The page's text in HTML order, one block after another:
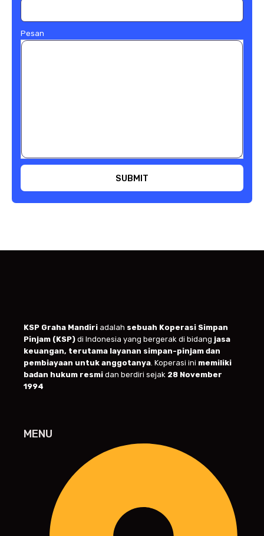
Pesan
SUBMIT
KSP Graha Mandiri adalah sebuah Koperasi Simpan
Pinjam (KSP) di Indonesia yang bergerak di bidang jasa
keuangan, terutama layanan simpan-pinjam dan
pembiayaan untuk anggotanya. Koperasi ini memiliki
badan hukum resmi dan berdiri sejak 28 November
1994
MENU